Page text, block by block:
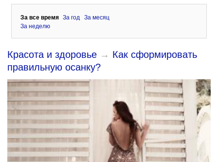
За все время За год
За месяц
За неделю
Красота и здоровье → Как сформировать
правильную осанку?